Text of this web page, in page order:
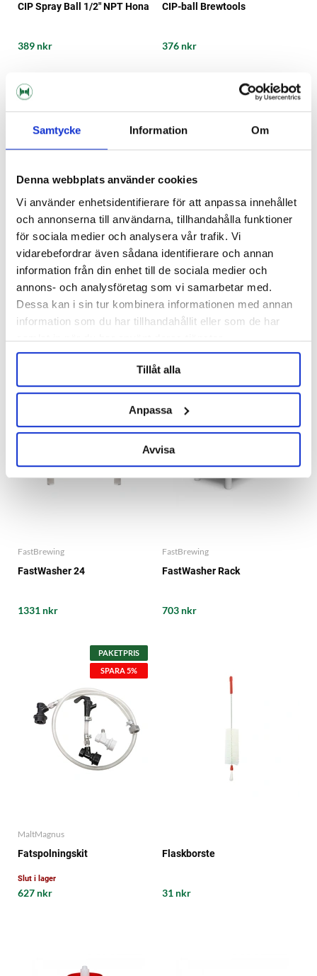
Samtycke Information Om
Denna webbplats använder cookies
Vi använder enhetsidentifierare för att anpassa innehållet
och annonserna till användarna, tillhandahålla funktioner
för sociala medier och analysera vår trafik. Vi
vidarebefordrar även sådana identifierare och annan
information från din enhet till de sociala medier och
annons- och analysföretag som vi samarbetar med.
Dessa kan i sin tur kombinera informationen med annan
information som du har tillhandahållit eller som de har
samlat in när du har använt deras tjänster.
Tillåt alla
Anpassa
Avvisa
CIP Spray Ball 1/2" NPT Hona
389 nkr
CIP-ball Brewtools
376 nkr
Enzybrew 10 10 kg
1139 nkr
Enzybrew 10 750 g
156 nkr
FastBrewing
FastWasher 24
1331 nkr
FastBrewing
FastWasher Rack
703 nkr
PAKETPRIS
SPARA 5%
MaltMagnus
Fatspolningskit
Slut i lager
627 nkr
Flaskborste
31 nkr